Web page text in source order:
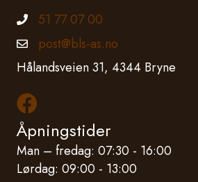
Telefonnummer
51 77 07 00
Epostadresse
post@bls-as.no
Hålandsveien 31, 4344 Bryne
Les mer om oss på Facebook
Åpningstider
Man – fredag: 07:30 - 16:00
Lørdag: 09:00 - 13:00